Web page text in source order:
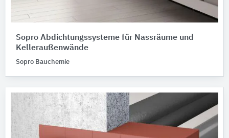
Sopro Abdichtungssysteme für Nassräume und
Kelleraußenwände
Sopro Bauchemie